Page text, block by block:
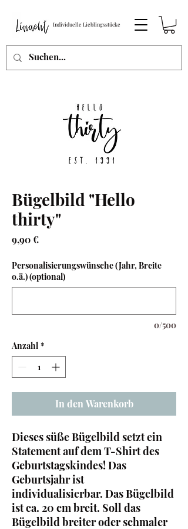
Individuelle Lieblingsstücke
Bügelbild "Hello
thirty"
9,90 €Preis
Personalisierungswünsche (Jahr, Breite
o.ä.) (optional)
0/500
Anzahl *
In den Warenkorb
Dieses süße Bügelbild setzt ein
Statement auf dem T-Shirt des
Geburtstagskindes! Das
Geburtsjahr ist
individualisierbar. Das Bügelbild
ist ca. 20 cm breit. Soll das
Bügelbild breiter oder schmaler